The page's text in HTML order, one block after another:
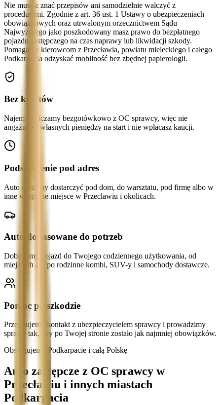
Nie musisz znać przepisów ani samodzielnie walczyć z
procedurami. Zgodnie z art. 36 ust. 1 Ustawy o ubezpieczeniach
obowiązkowych oraz utrwalonym orzecznictwem Sądu
Najwyższego jako poszkodowany masz prawo do bezpłatnego
pojazdu zastępczego na czas naprawy lub likwidacji szkody.
Pomagamy kierowcom z Przecławia, powiatu mieleckiego i całego
Podkarpacia odzyskać mobilność bez zbędnej papierologii.
Bez kosztów
Najem rozliczamy bezgotówkowo z OC sprawcy, więc nie
angażujesz własnych pieniędzy na start i nie wpłacasz kaucji.
Podstawienie pod adres
Auto możemy dostarczyć pod dom, do warsztatu, pod firmę albo w
inne wygodne miejsce w Przecławiu i okolicach.
Auto dopasowane do potrzeb
Dobieramy pojazd do Twojego codziennego użytkowania, od
miejskich aut po rodzinne kombi, SUV-y i samochody dostawcze.
Pomoc po szkodzie
Przejmujemy kontakt z ubezpieczycielem sprawcy i prowadzimy
sprawę tak, aby po Twojej stronie zostało jak najmniej obowiązków.
Obsługujemy Podkarpacie i całą Polskę
Auto zastępcze z OC sprawcy w
Przecławiu i innych miastach
Podkarpacia